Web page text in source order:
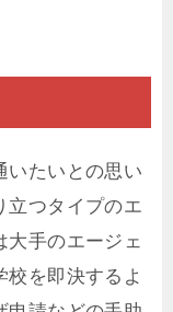
いたいとの思い
立つタイプのエ
大手のエージェ
校を即決するよ